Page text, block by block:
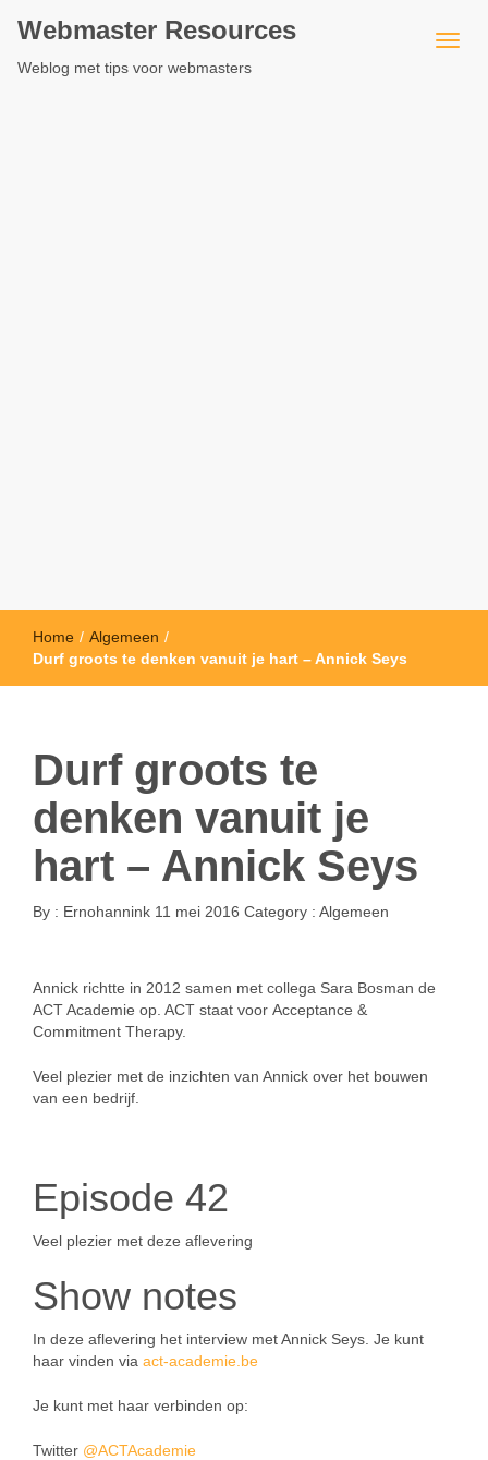
Webmaster Resources
Weblog met tips voor webmasters
Home / Algemeen /
Durf groots te denken vanuit je hart – Annick Seys
Durf groots te
denken vanuit je
hart – Annick Seys
By : Ernohannink 11 mei 2016 Category : Algemeen
Annick richtte in 2012 samen met collega Sara Bosman de
ACT Academie op. ACT staat voor Acceptance &
Commitment Therapy.
Veel plezier met de inzichten van Annick over het bouwen
van een bedrijf.
Episode 42
Veel plezier met deze aflevering
Show notes
In deze aflevering het interview met Annick Seys. Je kunt
haar vinden via act-academie.be
Je kunt met haar verbinden op:
Twitter @ACTAcademie